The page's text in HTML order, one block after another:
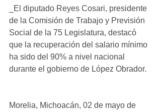
_El diputado Reyes Cosari, presidente
de la Comisión de Trabajo y Previsión
Social de la 75 Legislatura, destacó
que la recuperación del salario mínimo
ha sido del 90% a nivel nacional
durante el gobierno de López Obrador.
Morelia, Michoacán, 02 de mayo de